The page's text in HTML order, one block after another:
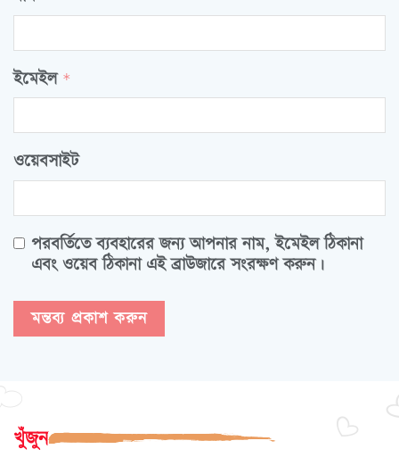
ইমেইল *
ওয়েবসাইট
পরবর্তিতে ব্যবহারের জন্য আপনার নাম, ইমেইল ঠিকানা
এবং ওয়েব ঠিকানা এই ব্রাউজারে সংরক্ষণ করুন।
খুঁজুন